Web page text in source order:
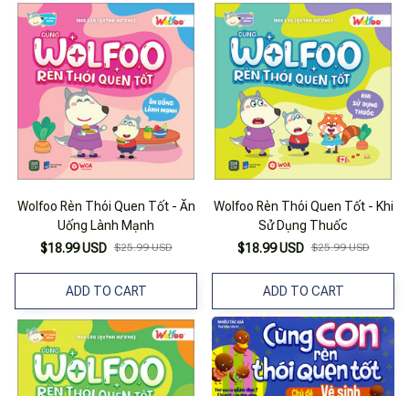
Wolfoo Rèn Thói Quen Tốt - Ăn
Uống Lành Mạnh
$18.99 USD $25.99 USD
ADD TO CART
Wolfoo Rèn Thói Quen Tốt - Khi
Sử Dụng Thuốc
$18.99 USD $25.99 USD
ADD TO CART